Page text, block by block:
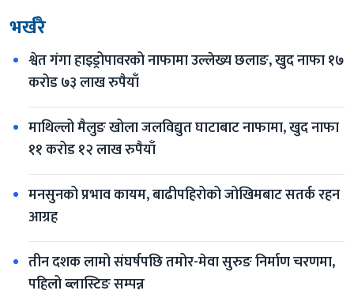
भर्खरै
श्वेत गंगा हाइड्रोपावरको नाफामा उल्लेख्य छलाङ, खुद नाफा १७
करोड ७३ लाख रुपैयाँ
माथिल्लो मैलुङ खोला जलविद्युत घाटाबाट नाफामा, खुद नाफा
११ करोड १२ लाख रुपैयाँ
मनसुनको प्रभाव कायम, बाढीपहिरोको जोखिमबाट सतर्क रहन
आग्रह
तीन दशक लामो संघर्षपछि तमोर-मेवा सुरुङ निर्माण चरणमा,
पहिलो ब्लास्टिङ सम्पन्न